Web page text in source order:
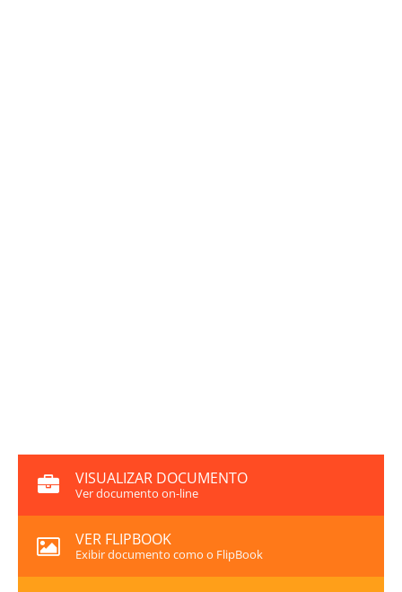
VISUALIZAR DOCUMENTO
Ver documento on-line
VER FLIPBOOK
Exibir documento como o FlipBook